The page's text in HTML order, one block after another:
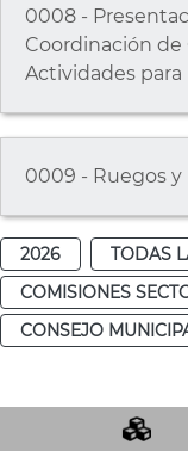
0008 -
Coordinación
Actividades para
0009 - Ruegos
2026 TODAS
COMISIONES
CONSEJO